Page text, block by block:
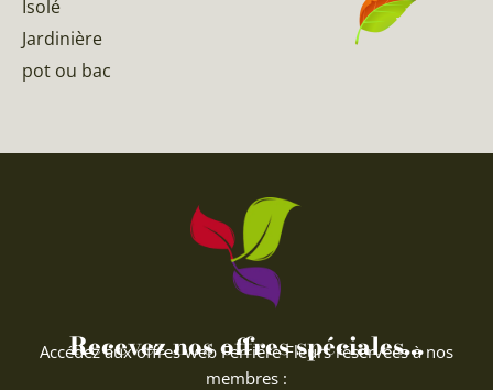
Isolé
Jardinière
pot ou bac
Recevez nos offres spéciales...
Accédez aux offres web Ferriere Fleurs réservées à nos
membres :